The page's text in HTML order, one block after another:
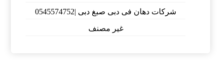
شركات دهان فى دبى صبغ دبى |0545574752
غير مصنف